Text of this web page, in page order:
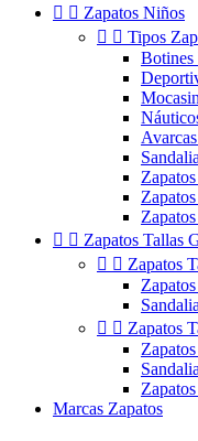
  Zapatos Niños
  Tipos
  Zapatos Tallas
  Zapatos
  Zapatos
Marcas Zapatos